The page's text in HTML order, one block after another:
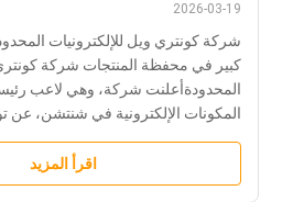
2026-03-19
شركة كونتري ويل للإلكترونيات
كبير في محفظة المنتجات شركة كونتري
المحدودةأعلنت شركة، وهي لاعب
المكونات الإلكترونية في شنتشن، عن
ركزت الشركة في المقام الأول على
...
اقرأ المزيد